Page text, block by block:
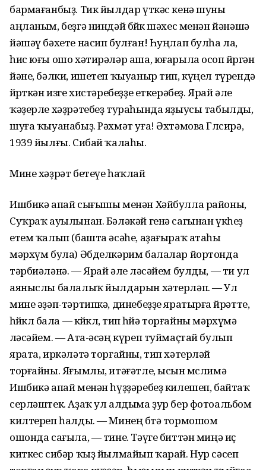
бармағанбыҙ. Тик йылдар үткәс кенә шуны
аңланым, беҙгә ниндәй бөйөк шәхес менән йәнәшә
йәшәү бәхете насип булған! Һуңлап булһа ла,
һис юғы ошо хәтирәләр аша, юғарыла осоп йөрөгән
йәне, бәлки, ишетеп ҡыуаныр тип, күңел түрендә
йөрөткән изге хистәребеҙҙе еткерәбеҙ. Ярай әле
ҡәҙерле хәҙрәтебеҙ тураһында яҙыусы табылды,
шуға ҡыуанабыҙ. Рәхмәт уға! Әхтәмова Гөлсирә,
1939 йылғы. Сибай ҡалаһы.
Мине хәҙрәт бетеүе һаҡлай
Ишбикә апай сығышы менән Хәйбулла районы,
Суҡраҡ ауылынан. Бәләкәй генә сагынан үкһеҙ
етем ҡалып (башта әсәһе, аҙағыраҡ атаһы
мәрхүм була) Әбделкәрим балалар йортонда
тәрбиәләнә. — Ярай әле өләсәйем булды, — ти ул
аяныслы балалыҡ йылдарын хәтерләп. — Ул
мине әҙәп-тәртипкә, динебеҙҙе яратырға өйрәтте,
һөйөклө бала — көйөклө, тип һөйә торғайны мәрхүмә
өләсәйем. — Ата-әсәң күреп туймаҫтай булып
ярата, иркәләтә торғайны, тип хәтерләй
торғайны. Яғымлы, итәғәтле, ысын мөслимә
Ишбикә апай менән һүҙҙәребеҙ килешеп, байтаҡ
серләштек. Аҙаҡ ул алдыма ҙур бер фотоальбом
килтереп һалды. — Минең бөтә тормошом
ошонда сағыла, — тине. Тәүге биттән миңә иҫ
киткес сибәр ҡыҙ йылмайып ҡарай. Нур сәсеп